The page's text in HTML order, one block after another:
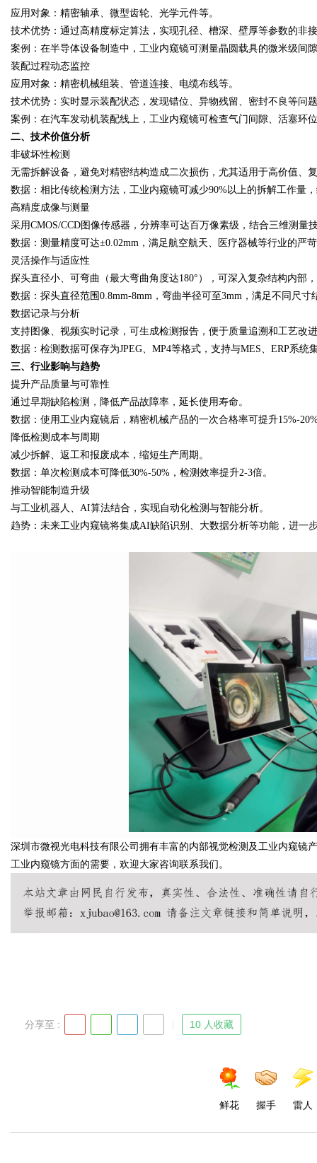
应用对象：精密轴承、微型齿轮、光学元件等。
技术优势：通过高精度标定算法，实现孔径、槽深、壁厚等参数的非
案例：在半导体设备制造中，工业内窥镜可测量晶圆载具的微米级间
装配过程动态监控
应用对象：精密机械组装、管道连接、电缆布线等。
技术优势：实时显示装配状态，发现错位、异物残留、密封不良等问
案例：在汽车发动机装配线上，工业内窥镜可检查气门间隙、活塞环
二、技术价值分析
非破坏性检测
无需拆解设备，避免对精密结构造成二次损伤，尤其适用于高价值、
数据：相比传统检测方法，工业内窥镜可减少90%以上的拆解工作量
高精度成像与测量
采用CMOS/CCD图像传感器，分辨率可达百万像素级，结合三维测量
数据：测量精度可达±0.02mm，满足航空航天、医疗器械等行业的严
灵活操作与适应性
探头直径小、可弯曲（最大弯曲角度达180°），可深入复杂结构内部
数据：探头直径范围 0.8mm-8mm，弯曲半径可至3mm，满足不同尺寸
数据记录与分析
支持图像、视频实时记录，可生成检测报告，便于质量追溯和工艺改
数据：检测数据可保存为JPEG、MP4等格式，支持与MES、ERP系统
三、行业影响与趋势
提升产品质量与可靠性
通过早期缺陷检测，降低产品故障率，延长使用寿命。
数据：使用工业内窥镜后，精密机械产品的一次合格率可提升15%-
降低检测成本与周期
减少拆解、返工和报废成本，缩短生产周期。
数据：单次检测成本可降低30%-50%，检测效率提升2-3倍。
推动智能制造升级
与工业机器人、 AI算法结合，实现自动化检测与智能分析。
趋势：未来工业内窥镜将集成AI缺陷识别、大数据分析等功能，进一
深圳市微视光电科技有限公司拥有丰富的内部视觉检测及工业内窥镜
工业内窥镜方面的需要，欢迎大家咨询联系我们。
分享至 : 10 人收藏
鲜花 握手 雷人